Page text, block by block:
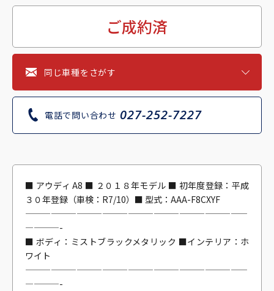
ご成約済
同じ車種をさがす
電話で問い合わせ 027-252-7227
■ アウディ A8 ■ ２０１８年モデル ■ 初年度登録：平成
３０年登録（車検：R7/10）■ 型式：AAA-F8CXYF
——————————————————————————
————-
■ ボディ：ミストブラックメタリック ■インテリア：ホ
ワイト
——————————————————————————
————-